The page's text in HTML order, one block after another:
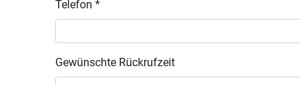
Telefon *
Gewünschte Rückrufzeit